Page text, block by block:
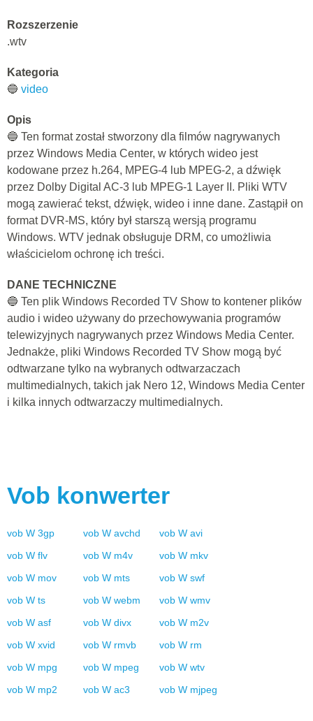
Rozszerzenie
.wtv
Kategoria
🔵 video
Opis
🔵 Ten format został stworzony dla filmów nagrywanych
przez Windows Media Center, w których wideo jest
kodowane przez h.264, MPEG-4 lub MPEG-2, a dźwięk
przez Dolby Digital AC-3 lub MPEG-1 Layer II. Pliki WTV
mogą zawierać tekst, dźwięk, wideo i inne dane. Zastąpił on
format DVR-MS, który był starszą wersją programu
Windows. WTV jednak obsługuje DRM, co umożliwia
właścicielom ochronę ich treści.
DANE TECHNICZNE
🔵 Ten plik Windows Recorded TV Show to kontener plików
audio i wideo używany do przechowywania programów
telewizyjnych nagrywanych przez Windows Media Center.
Jednakże, pliki Windows Recorded TV Show mogą być
odtwarzane tylko na wybranych odtwarzaczach
multimedialnych, takich jak Nero 12, Windows Media Center
i kilka innych odtwarzaczy multimedialnych.
Vob konwerter
vob W 3gp vob W avchd vob W avi
vob W flv vob W m4v vob W mkv
vob W mov vob W mts vob W swf
vob W ts vob W webm vob W wmv
vob W asf vob W divx vob W m2v
vob W xvid vob W rmvb vob W rm
vob W mpg vob W mpeg vob W wtv
vob W mp2 vob W ac3 vob W mjpeg